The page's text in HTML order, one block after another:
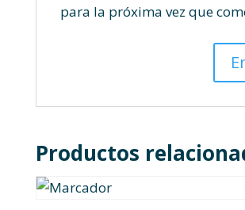
para la próxima vez que
Productos